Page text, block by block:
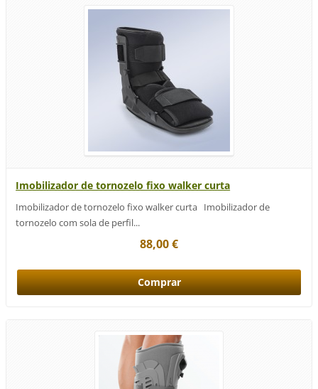
Imobilizador de tornozelo fixo walker curta
Imobilizador de tornozelo fixo walker curta Imobilizador de
tornozelo com sola de perfil...
88,00 €